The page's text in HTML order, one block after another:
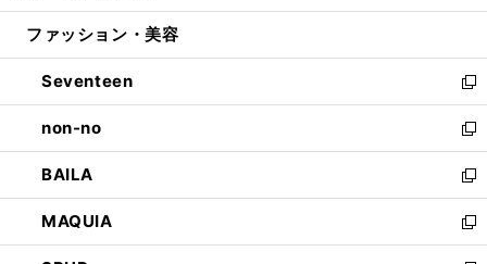
開
ウ
開
く
ン
ウ
で
開
く
ウ
ン
ド
ウ
で
開
く
ファッション・美容
Seventeen
新
し
い
ウ
ィ
ン
ド
ウ
non-no
新
し
い
ウ
ィ
ン
BAILA
新
し
い
ウ
MAQUIA
新
し